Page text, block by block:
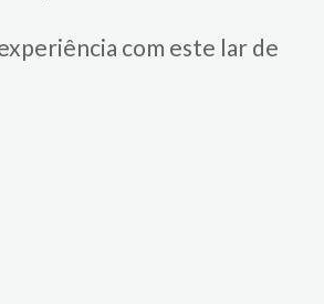
com este lar de